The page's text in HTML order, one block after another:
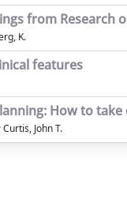
from Research
K.
features
How to
John T.